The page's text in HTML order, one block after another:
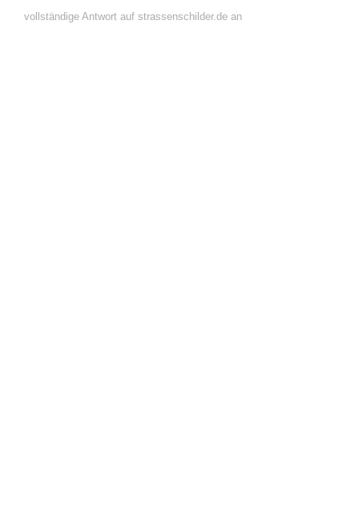
vollständige Antwort auf strassenschilder.de an